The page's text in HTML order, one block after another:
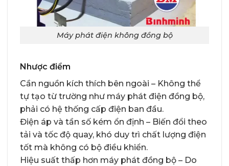
Máy phát điện không đồng bộ
Nhược điểm
Cần nguồn kích thích bên ngoài – Không thể
tự tạo từ trường như máy phát điện đồng bộ,
phải có hệ thống cấp điện ban đầu.
Điện áp và tần số kém ổn định – Biến đổi theo
tải và tốc độ quay, khó duy trì chất lượng điện
tốt mà không có bộ điều khiển.
Hiệu suất thấp hơn máy phát đồng bộ – Do